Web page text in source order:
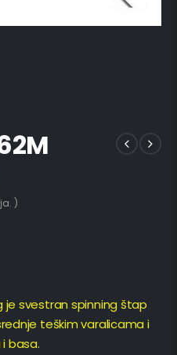
)
je svestran spinning štap
teškim varalicama i
basa.